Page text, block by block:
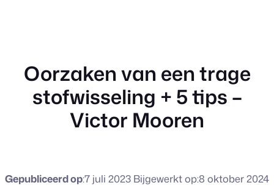
Oorzaken van een trage
stofwisseling + 5 tips –
Victor Mooren
Gepubliceerd op:7 juli 2023 Bijgewerkt op:8 oktober 2024